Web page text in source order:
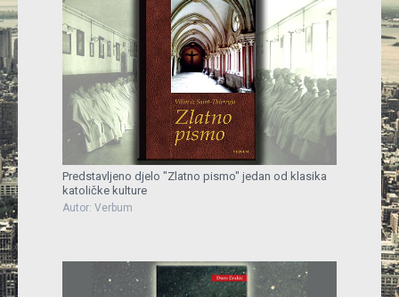
Predstavljeno djelo "Zlatno pismo" jedan od klasika
katoličke kulture
Autor: Verbum